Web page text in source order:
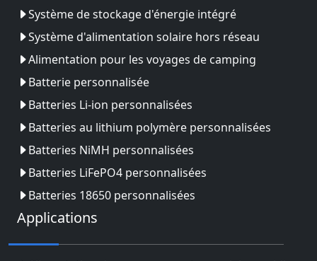
Système de stockage d'énergie intégré
Système d'alimentation solaire hors réseau
Alimentation pour les voyages de camping
Batterie personnalisée
Batteries Li-ion personnalisées
Batteries au lithium polymère personnalisées
Batteries NiMH personnalisées
Batteries LiFePO4 personnalisées
Batteries 18650 personnalisées
Applications